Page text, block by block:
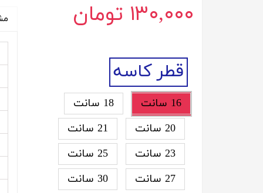
۱۳۰,۰۰۰ تومان
قطر کاسه
16 سانت
18 سانت
20 سانت
21 سانت
23 سانت
25 سانت
27 سانت
30 سانت